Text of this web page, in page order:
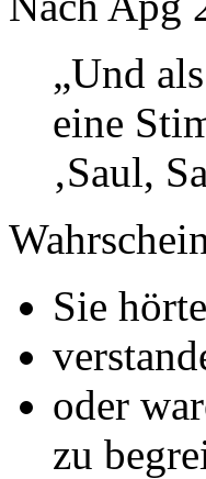
„Und
eine
‚Saul,
Sie
oder
zu